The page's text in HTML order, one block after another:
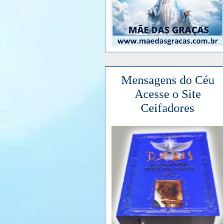
Mensagens do Céu
Acesse o Site
Ceifadores